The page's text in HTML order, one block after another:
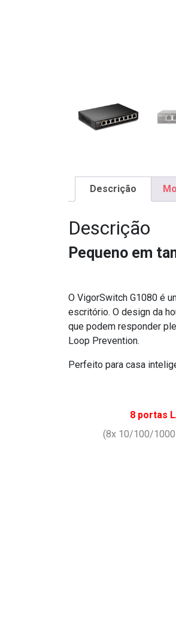
Descrição
Descrição
Pequeno em
O VigorSwitch G1080 é
escritório. O design da
que podem responder
Loop Prevention.
Perfeito para casa
8 portas
(8x 10/100/